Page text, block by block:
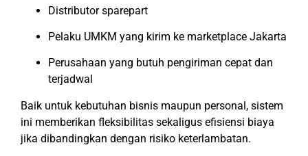
Distributor sparepart
Pelaku UMKM yang kirim ke marketplace Jakarta
Perusahaan yang butuh pengiriman cepat dan
terjadwal
Baik untuk kebutuhan bisnis maupun personal, sistem
ini memberikan fleksibilitas sekaligus efisiensi biaya
jika dibandingkan dengan risiko keterlambatan.